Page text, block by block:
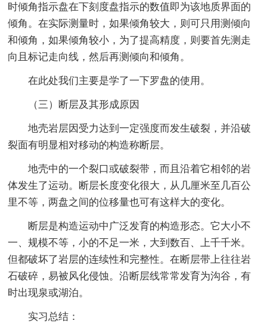
时倾角指示盘在下刻度盘指示的数值即为该地质界面的
倾角。在实际测量时，如果倾角较大，则可只用测倾向
和倾角，如果倾角较小，为了提高精度，则要首先测走
向且标记走向线，然后再测倾向和倾角。
在此处我们主要是学了一下罗盘的使用。
（三）断层及其形成原因
地壳岩层因受力达到一定强度而发生破裂，并沿破
裂面有明显相对移动的构造称断层。
地壳中的一个裂口或破裂带，而且沿着它相邻的岩
体发生了运动。断层长度变化很大，从几厘米至几百公
里不等，两盘之间的位移量也可有这样大的变化。
断层是构造运动中广泛发育的构造形态。它大小不
一、规模不等，小的不足一米，大到数百、上千千米。
但都破坏了岩层的连续性和完整性。在断层带上往往岩
石破碎，易被风化侵蚀。沿断层线常常发育为沟谷，有
时出现泉或湖泊。
实习总结：